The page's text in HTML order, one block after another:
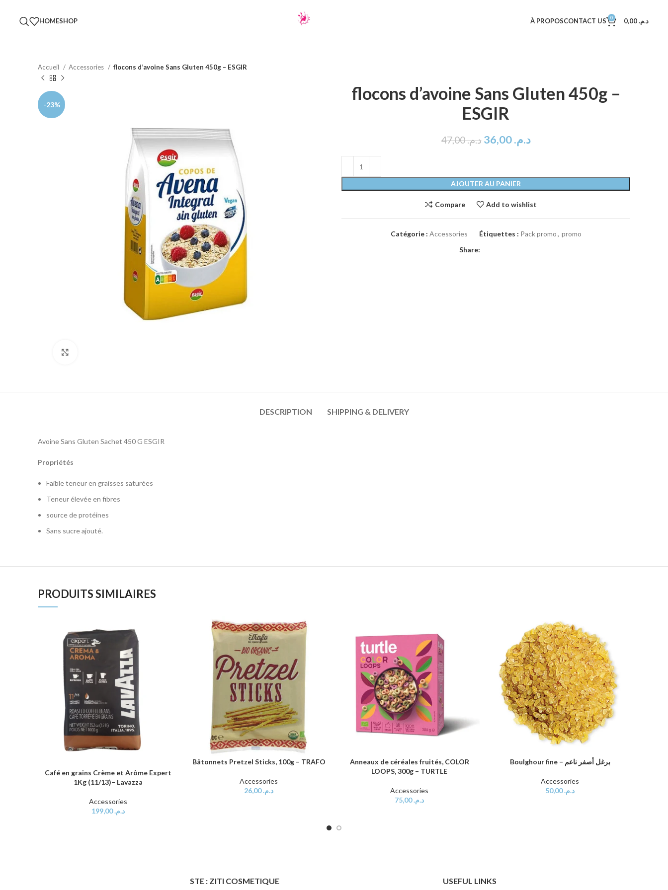
HOMESHOP À PROPOSCONTACT US 0 د.م.0,00
Accueil Accessories flocons d’avoine Sans Gluten 450g – ESGIR
-23%
flocons d’avoine Sans Gluten 450g –
ESGIR
د.م.47,00 د.م.36,00
AJOUTER AU PANIER
Compare Add to wishlist
Catégorie : Accessories Étiquettes : Pack promo, promo
Share:
DESCRIPTION SHIPPING & DELIVERY
Avoine Sans Gluten Sachet 450 G ESGIR
Propriétés
Faible teneur en graisses saturées
Teneur élevée en fibres
source de protéines
Sans sucre ajouté.
PRODUITS SIMILAIRES
AJOUTER AU PANIER
Café en grains Crème et Arôme Expert
1Kg (11/13)– Lavazza
Accessories
د.م.199,00
AJOUTER AU PANIER
Bâtonnets Pretzel Sticks, 100g – TRAFO
Accessories
د.م.26,00
AJOUTER AU PANIER
Anneaux de céréales fruités, COLOR
LOOPS, 300g – TURTLE
Accessories
د.م.75,00
AJOUTER AU PANIER Boulghour fine – برغل أصفر ناعم
Accessories
د.م.50,00
STE : ZITI COSMETIQUE USEFUL LINKS